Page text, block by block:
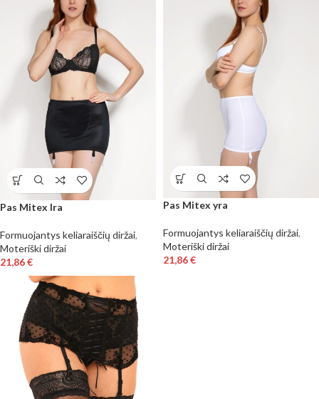
Pas Mitex Ira
Formuojantys keliaraiščių diržai,
Moteriški diržai
21,86€
Pas Mitex yra
Formuojantys keliaraiščių diržai,
Moteriški diržai
21,86€